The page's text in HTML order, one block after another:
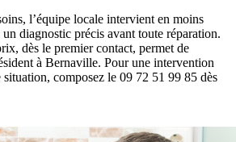
l’équipe locale intervient en moins
diagnostic précis avant toute réparation.
dès le premier contact, permet de
à Bernaville. Pour une intervention
situation, composez le 09 72 51 99 85 dès